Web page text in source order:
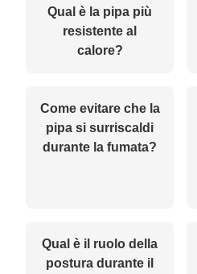
Qual è la pipa più
resistente al
calore?
Come evitare che la
pipa si surriscaldi
durante la fumata?
Qual è il ruolo della
postura durante il